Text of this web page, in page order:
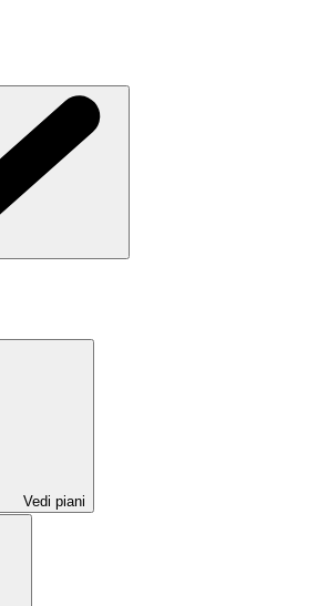
Vedi piani